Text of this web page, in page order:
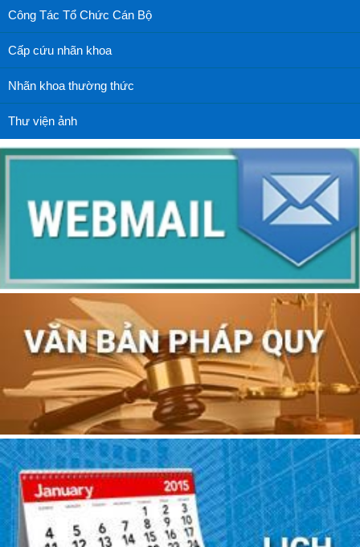
Công Tác Tổ Chức Cán Bộ
Cấp cứu nhãn khoa
Nhãn khoa thường thức
Thư viện ảnh